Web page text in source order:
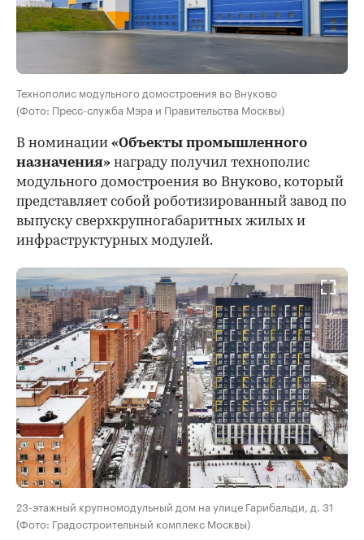
Технополис модульного домостроения во Внуково
(Фото: Пресс-служба Мэра и Правительства Москвы)
В номинации «Объекты промышленного
назначения» награду получил технополис
модульного домостроения во Внуково, который
представляет собой роботизированный завод по
выпуску сверхкрупногабаритных жилых и
инфраструктурных модулей.
23-этажный крупномодульный дом на улице Гарибальди, д. 31
(Фото: Градостроительный комплекс Москвы)